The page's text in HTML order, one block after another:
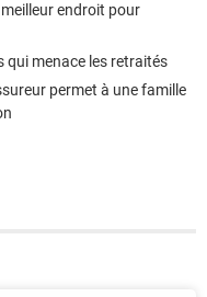
endroit pour
qui menace les retraités
permet à une famille